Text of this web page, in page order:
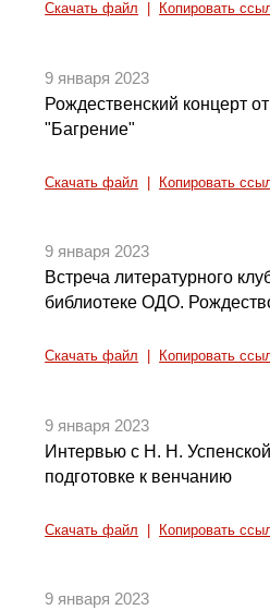
Скачать файл Копировать
9 января 2023
Рождественский концерт
"Багрение"
Скачать файл Копировать
9 января 2023
Встреча литературного
библиотеке ОДО.
Скачать файл Копировать
9 января 2023
Интервью с Н. Н.
подготовке к венчанию
Скачать файл Копировать
9 января 2023